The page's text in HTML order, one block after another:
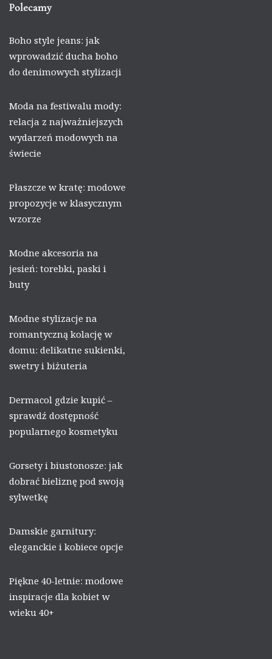
Polecamy
Boho style jeans: jak
wprowadzić ducha boho
do denimowych stylizacji
Moda na festiwalu mody:
relacja z najważniejszych
wydarzeń modowych na
świecie
Płaszcze w kratę: modowe
propozycje w klasycznym
wzorze
Modne akcesoria na
jesień: torebki, paski i
buty
Modne stylizacje na
romantyczną kolację w
domu: delikatne sukienki,
swetry i biżuteria
Dermacol gdzie kupić –
sprawdź dostępność
popularnego kosmetyku
Gorsety i biustonosze: jak
dobrać bieliznę pod swoją
sylwetkę
Damskie garnitury:
eleganckie i kobiece opcje
Piękne 40-letnie: modowe
inspiracje dla kobiet w
wieku 40+